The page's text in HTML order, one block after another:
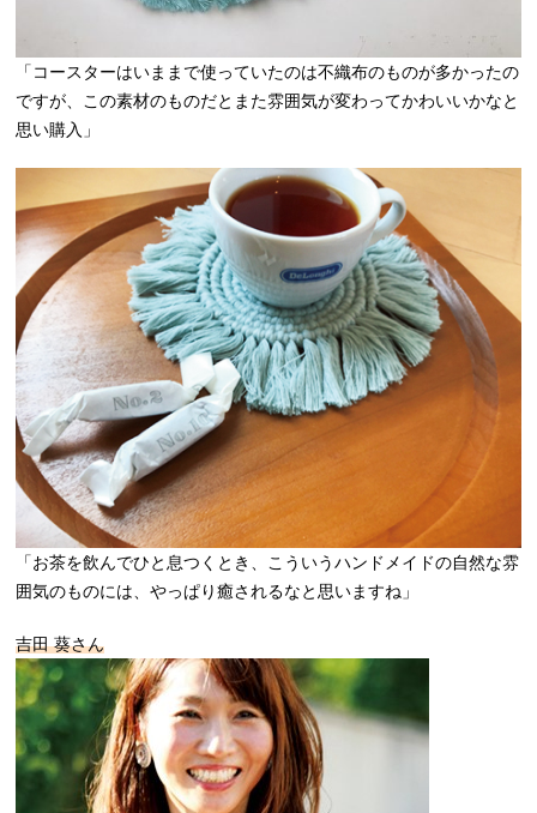
「コースターはいままで使っていたのは不織布のものが多かったの
ですが、この素材のものだとまた雰囲気が変わってかわいいかなと
思い購入」
「お茶を飲んでひと息つくとき、こういうハンドメイドの自然な雰
囲気のものには、やっぱり癒されるなと思いますね」
吉田 葵さん